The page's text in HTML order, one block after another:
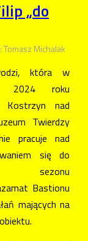
„do
Tomasz Michalak
która w
2024 roku
Kostrzyn nad
Twierdzy
pracuje nad
się do
sezonu
Bastionu
mających na